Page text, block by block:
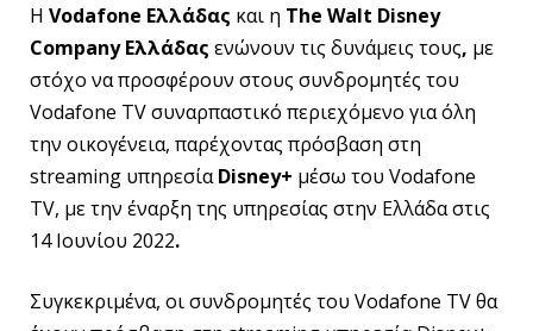
Η Vodafone Ελλάδας και η The Walt Disney
Company Ελλάδας ενώνουν τις δυνάμεις τους, με
στόχο να προσφέρουν στους συνδρομητές του
Vodafone TV συναρπαστικό περιεχόμενο για όλη
την οικογένεια, παρέχοντας πρόσβαση στη
streaming υπηρεσίαDisney+ μέσω του Vodafone
TV, με την έναρξη της υπηρεσίας στην Ελλάδα στις
14 Ιουνίου 2022.
Συγκεκριμένα, οι συνδρομητές του Vodafone TV θα